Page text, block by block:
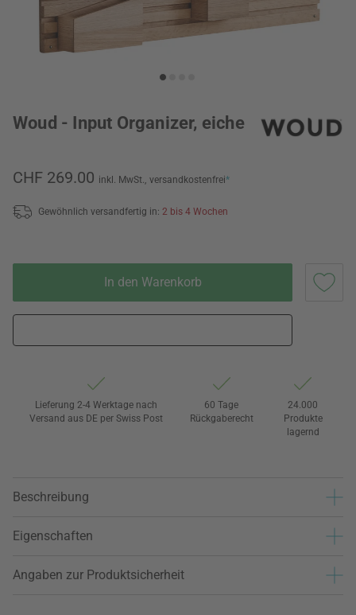
Woud - Input Organizer, eiche
CHF 269.00 inkl. MwSt., versandkostenfrei*
Gewöhnlich versandfertig in: 2 bis 4 Wochen
In den Warenkorb
Lieferung 2-4 Werktage nach
Versand aus DE per Swiss Post
60 Tage
Rückgaberecht
24.000
Produkte
lagernd
Beschreibung
Eigenschaften
Angaben zur Produktsicherheit